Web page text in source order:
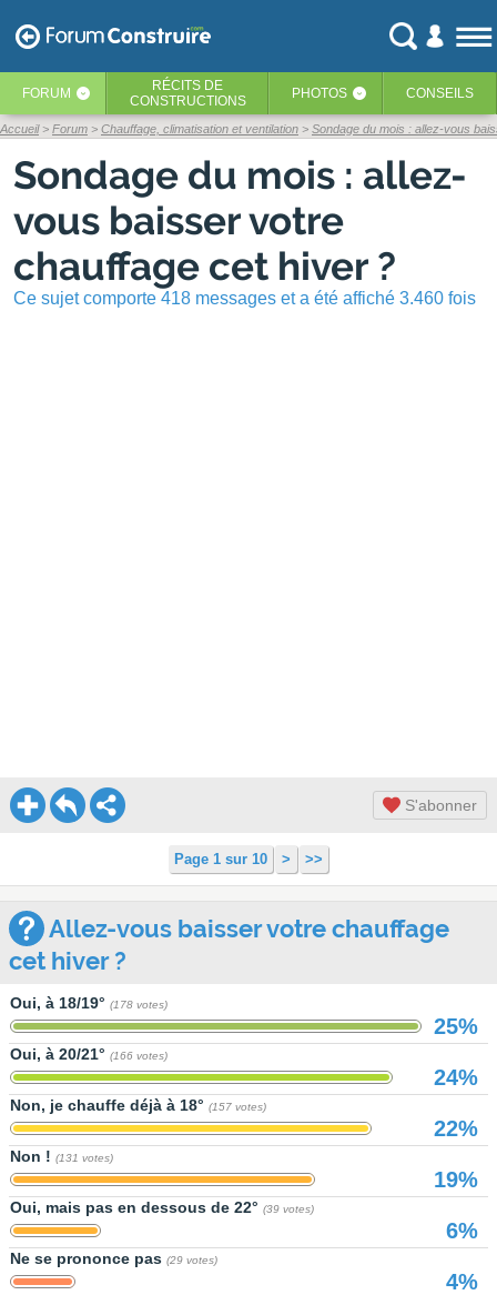
FORUM ‹ RÉCITS DE
CONSTRUCTIONS
PHOTOS ‹ CONSEILS
Accueil Forum Chauffage, climatisation et ventilation Sondage du mois : allez-vous
Sondage du mois : allez-
vous baisser votre
chauffage cet hiver ?
Ce sujet comporte 418 messages et a été affiché 3.460 fois
S'abonner
Page 1 sur 10 > >>
Allez-vous baisser votre chauffage
cet hiver ?
Oui, à 18/19° (178 votes)
25%
Oui, à 20/21° (166 votes)
24%
Non, je chauffe déjà à 18° (157 votes)
22%
Non ! (131 votes)
19%
Oui, mais pas en dessous de 22° (39 votes)
6%
Ne se prononce pas (29 votes)
4%